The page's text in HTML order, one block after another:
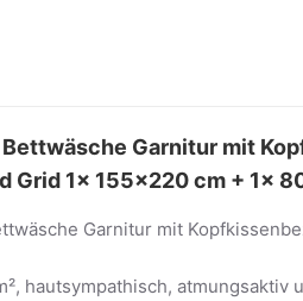
Bettwäsche Garnitur mit
Grid 1x 155x220 cm + 1x
Garnitur mit
hautsympathisch, atmungsaktiv